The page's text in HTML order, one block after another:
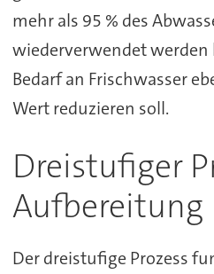
mehr als 95 % des
wiederverwendet werden
Bedarf an Frischwasser
Wert reduzieren soll.
Dreistufiger
Aufbereitung
Der dreistufige Prozess